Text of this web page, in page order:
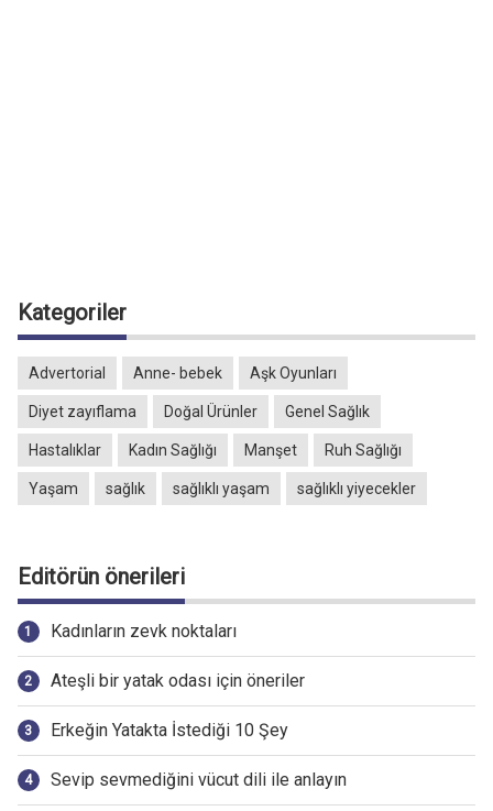
Kategoriler
Advertorial Anne- bebek Aşk Oyunları
Diyet zayıflama Doğal Ürünler Genel Sağlık
Hastalıklar Kadın Sağlığı Manşet Ruh Sağlığı
Yaşam sağlık sağlıklı yaşam sağlıklı yiyecekler
Editörün önerileri
Kadınların zevk noktaları
Ateşli bir yatak odası için öneriler
Erkeğin Yatakta İstediği 10 Şey
Sevip sevmediğini vücut dili ile anlayın